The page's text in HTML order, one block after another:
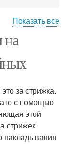
стрижки
по типу
на длинные
Показать все
за стрижка.
с помощью
этой
стрижек
накладывания